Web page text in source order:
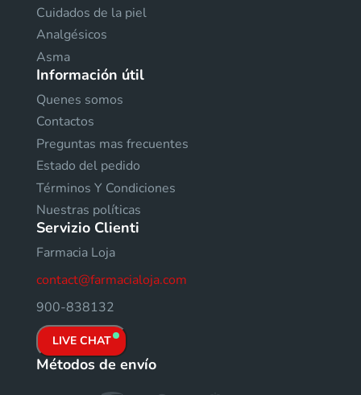
Cuidados de la piel
Analgésicos
Asma
Información útil
Quenes somos
Contactos
Preguntas mas frecuentes
Estado del pedido
Términos Y Condiciones
Nuestras políticas
Servizio Clienti
Farmacia Loja
contact@farmacialoja.com
900-838132
LIVE CHAT
Métodos de envío